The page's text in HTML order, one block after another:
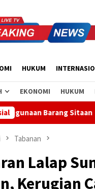
HUKUM
EKONOMI HUKUM
Rahina Tumpek
Tabanan
Lalap
Kerugian